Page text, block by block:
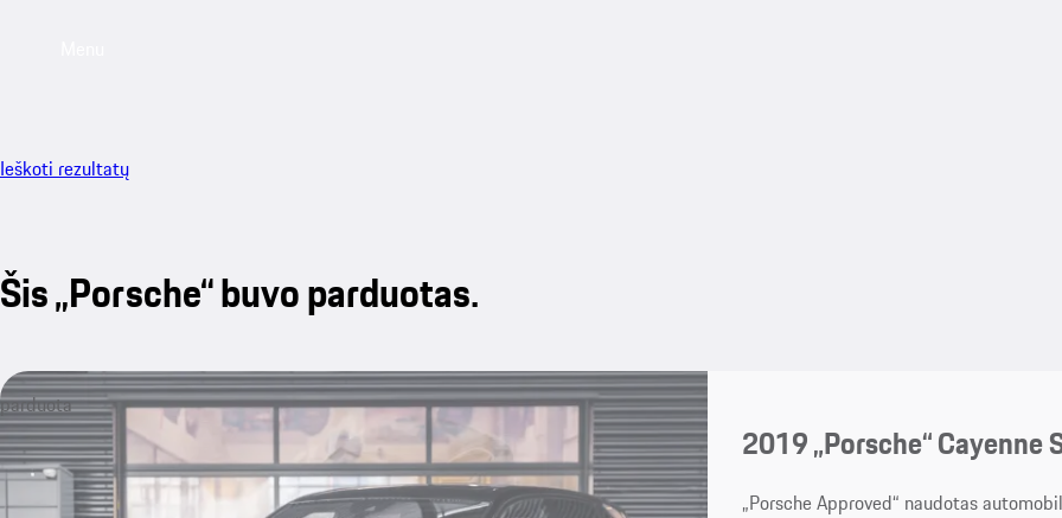
Ieškoti rezultatų
Šis „Porsche“ buvo parduotas.
parduota
2019 „Porsche“ Cayenne
„Porsche Approved“ naudotas